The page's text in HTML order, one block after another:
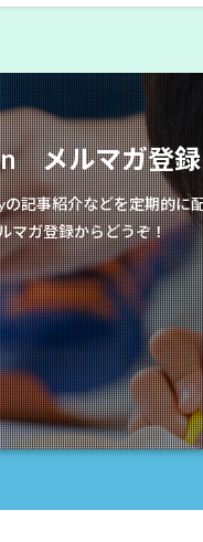
メルマガ登録
記事紹介などを定期的に
マガ登録からどうぞ！